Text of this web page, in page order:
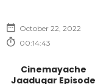
October 22, 2022
00:14:43
Cinemayache
Jaadugar Episode